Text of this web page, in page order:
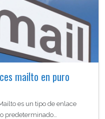
mailto en puro
es un tipo de enlace
predeterminado…